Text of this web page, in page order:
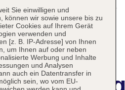
Sie einwilligen und
können wir sowie unsere bis zu
Cookies auf Ihrem Gerät
verwenden und
[z. B. IP-Adresse] von Ihnen
um Ihnen auf oder neben
Werbung und Inhalte
und Analysen
auch ein Datentransfer in
sein, wo vom EU-